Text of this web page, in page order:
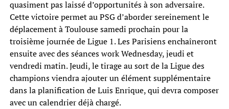
quasiment pas laissé d’opportunités à son adversaire.
Cette victoire permet au PSG d’aborder sereinement le
déplacement à Toulouse samedi prochain pour la
troisième journée de Ligue 1. Les Parisiens enchaîneront
ensuite avec des séances work Wednesday, jeudi et
vendredi matin. Jeudi, le tirage au sort de la Ligue des
champions viendra ajouter un élément supplémentaire
dans la planification de Luis Enrique, qui devra composer
avec un calendrier déjà chargé.